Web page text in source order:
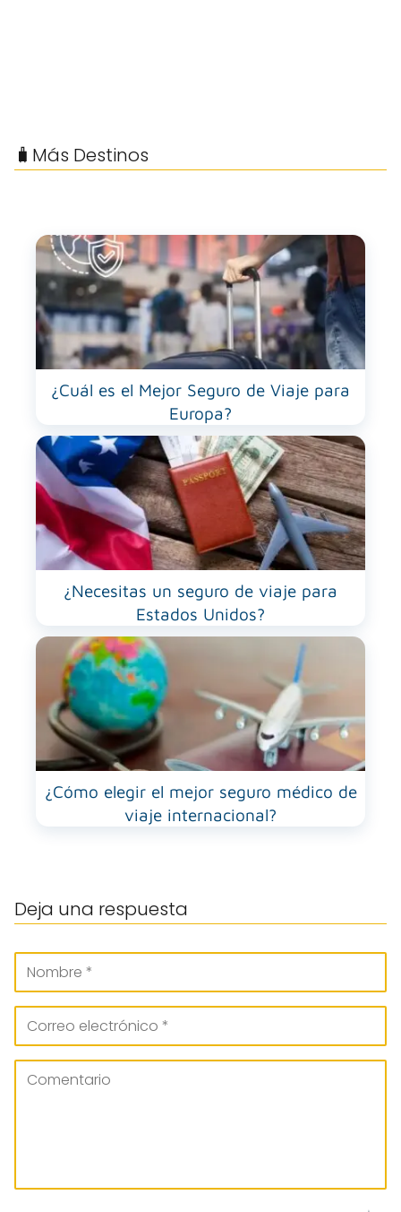
🧳Más Destinos
¿Cuál es el Mejor Seguro de Viaje para
Europa?
¿Necesitas un seguro de viaje para
Estados Unidos?
¿Cómo elegir el mejor seguro médico de
viaje internacional?
Deja una respuesta